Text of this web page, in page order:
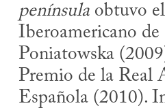
península obtuvo
Iberoamericano de
Poniatowska
Premio de la Real
Española (2010).